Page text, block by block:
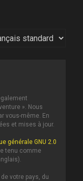
». Nous
vous-même. En
et mises à jour.
générale GNU 2.0
tenu comme
votre pays, du